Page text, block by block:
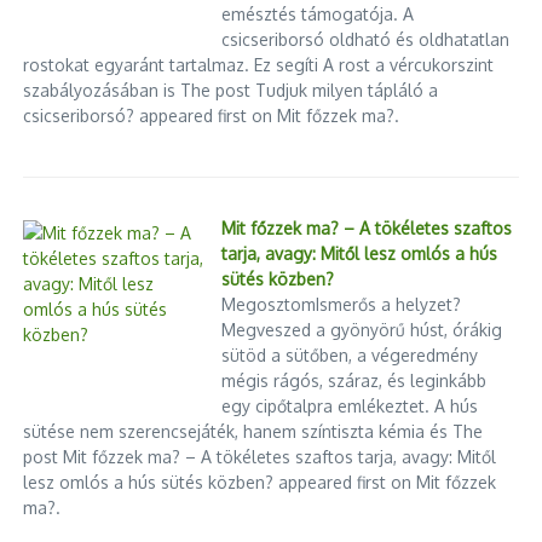
Végszükség esetén így kapcsolhatják le az áramot
Magyarországon
2026.08.02.
A magyar villamosenergia-rendszerben kialakult rendkívüli
éppen azért létezik, hogy egy súlyos áramhiány ne
ellenőrizetlen, hosszú és nagy területet érintő hálózati
összeomláshoz vezessen. Ilyenkor a rendszerirányító előre
meghatározott körzeteket, egymást váltva kapcsolhat le
rövid időre az ellátásról. A MAVIR 2026. augusztus 1-jén
közölte, hogy az erőművi teljesítmény jelentős csökkenése
miatt életbe léptette a jelentős rendszerzavarra kidolgozott
protokollt. A társaság elsősorban arra kérte a lakosságot
és a nagy energiaigényű ipari fogyasztókat, hogy 17 és 22
emésztés támogatója. A
csicseriborsó oldható és oldhatatlan
rostokat egyaránt tartalmaz. Ez segíti A rost a vércukorszint
szabályozásában is The post Tudjuk milyen tápláló a
csicseriborsó? appeared first on Mit főzzek ma?.
Mit főzzek ma? – A tökéletes szaftos
tarja, avagy: Mitől lesz omlós a hús
sütés közben?
MegosztomIsmerős a helyzet?
Megveszed a gyönyörű húst, órákig
sütöd a sütőben, a végeredmény
mégis rágós, száraz, és leginkább
egy cipőtalpra emlékeztet. A hús
sütése nem szerencsejáték, hanem színtiszta kémia és The
post Mit főzzek ma? – A tökéletes szaftos tarja, avagy: Mitől
lesz omlós a hús sütés közben? appeared first on Mit főzzek
ma?.